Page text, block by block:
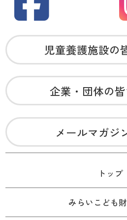
児童養護施設の
企業・団体の
メールマガジ
トップ
みらいこども